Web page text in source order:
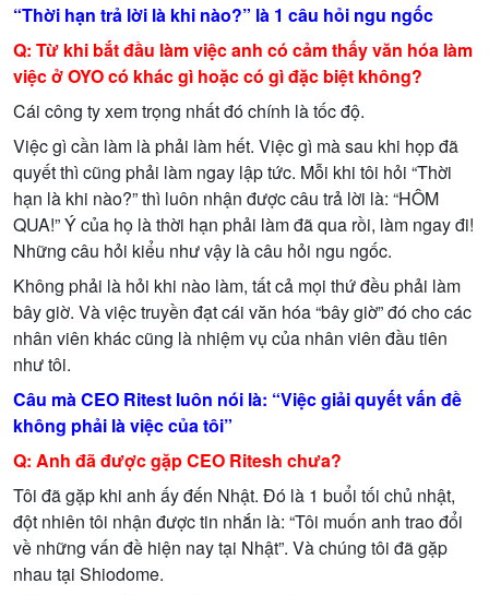
“Thời hạn trả lời là khi nào?” là 1 câu hỏi ngu ngốc
Q: Từ khi bắt đầu làm việc anh có cảm thấy văn hóa làm
việcởOYO có khác gì hoặc có gì đặc biệt không?
Cái công ty xem trọng nhất đó chính là tốc độ.
Việc gì cần làm là phải làm hết. Việc gì mà sau khi họp đã
quyết thì cũng phải làm ngay lập tức. Mỗi khi tôi hỏi “Thời
hạn là khi nào?” thì luôn nhận được câu trả lời là: “HÔM
QUA!” Ý của họ là thời hạn phải làm đã qua rồi, làm ngay đi!
Những câu hỏi kiểu nhưvậy là câu hỏi ngu ngốc.
Không phải là hỏi khi nào làm, tất cả mọi thứđều phải làm
bây giờ. Và việc truyền đạt cái văn hóa “bây giờ” đó cho các
nhân viên khác cũng là nhiệm vụ của nhân viên đầu tiên
nhưtôi.
Câu mà CEO Ritest luôn nói là: “Việc giải quyết vấn đề
không phải là việc của tôi”
Q: Anh đã được gặp CEO Ritesh chưa?
Tôi đã gặp khi anhấy đến Nhật. Đó là 1 buổi tối chủ nhật,
đột nhiên tôi nhận được tin nhắn là: “Tôi muốn anh trao đổi
về những vấn đề hiện nay tại Nhật”. Và chúng tôi đã gặp
nhau tại Shiodome.